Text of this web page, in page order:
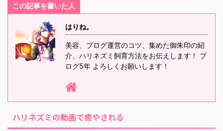
この記事を書いた人
はりね。
美容、ブログ運営のコツ、集めた御朱印の紹
介、ハリネズミ飼育方法をお伝えします！ ブ
ログ5年 よろしくお願いします！
ハリネズミの動画で癒やされる